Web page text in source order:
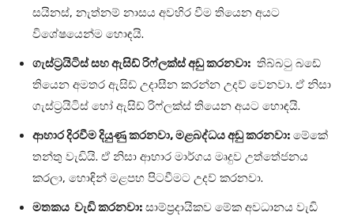
සයිනස්, නැත්නම් නාසය අවහිර වීම තියෙන අයට
විශේෂයෙන්ම හොඳයි.
ගැස්ට්‍රයිටිස් සහ ඇසිඩ් රිෆ්ලක්ස් අඩු කරනවා: තිබ්බටු බඩේ
තියෙන අමතර ඇසිඩ් උදාසීන කරන්න උදව් වෙනවා. ඒ නිසා
ගැස්ට්‍රයිටිස් හෝ ඇසිඩ් රිෆ්ලක්ස් තියෙන අයට හොඳයි.
ආහාර දිරවීම දියුණු කරනවා, මළබද්ධය අඩු කරනවා: මේකේ
තන්තු වැඩියි. ඒ නිසා ආහාර මාර්ගය මෘදුව උත්තේජනය
කරලා, හොඳින් මළපහ පිටවීමට උදව් කරනවා.
මතකය වැඩි කරනවා: සාම්ප්‍රදායිකව මේක අවධානය වැඩි